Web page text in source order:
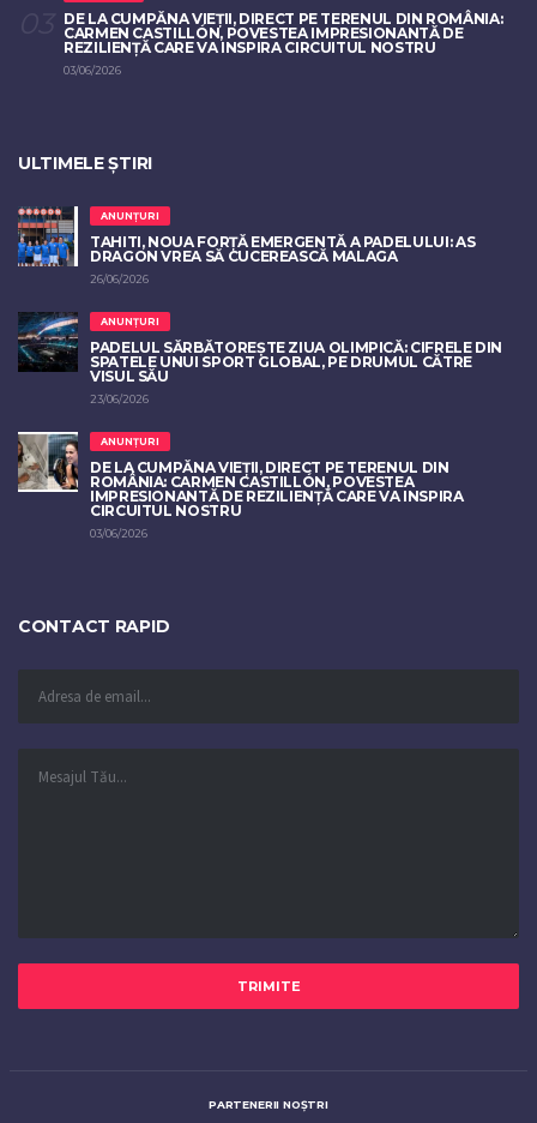
DE LA CUMPĂNA VIEȚII, DIRECT PE TERENUL DIN ROMÂNIA:
CARMEN CASTILLÓN, POVESTEA IMPRESIONANTĂ DE
REZILIENȚĂ CARE VA INSPIRA CIRCUITUL NOSTRU
03/06/2026
ULTIMELE ȘTIRI
ANUNȚURI
TAHITI, NOUA FORȚĂ EMERGENTĂ A PADELULUI: AS
DRAGON VREA SĂ CUCEREASCĂ MALAGA
26/06/2026
ANUNȚURI
PADELUL SĂRBĂTOREȘTE ZIUA OLIMPICĂ: CIFRELE DIN
SPATELE UNUI SPORT GLOBAL, PE DRUMUL CĂTRE
VISUL SĂU
23/06/2026
ANUNȚURI
DE LA CUMPĂNA VIEȚII, DIRECT PE TERENUL DIN
ROMÂNIA: CARMEN CASTILLÓN, POVESTEA
IMPRESIONANTĂ DE REZILIENȚĂ CARE VA INSPIRA
CIRCUITUL NOSTRU
03/06/2026
CONTACT RAPID
PARTENERII NOȘTRI